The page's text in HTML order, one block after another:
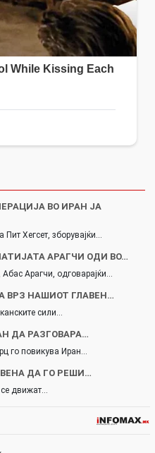
ВО ИРАН ЈА
Хегсет, зборувајќи…
АРАГЧИ ОДИ ВО…
Арагчи, одговарајќи…
ВРЗ НАШИОТ ГЛАВЕН…
сили…
ДА РАЗГОВАРА…
го повикува Иран…
ДА ГО РЕШИ…
движат…